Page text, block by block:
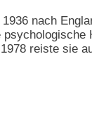
nach
reiste sie